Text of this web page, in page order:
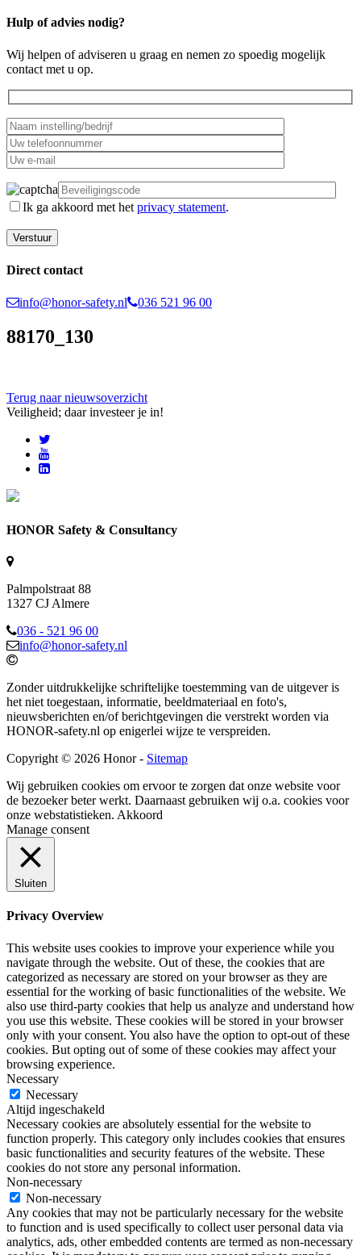
Hulp of advies nodig?
Wij helpen of adviseren u graag en nemen zo spoedig mogelijk
contact met u op.
Ik ga akkoord met het privacy statement.
Direct contact
info@honor-safety.nl 036 521 96 00
88170_130
Terug naar nieuwsoverzicht
Veiligheid; daar investeer je in!
HONOR Safety & Consultancy
Palmpolstraat 88
1327 CJ Almere
036 - 521 96 00
info@honor-safety.nl
Zonder uitdrukkelijke schriftelijke toestemming van de uitgever is
het niet toegestaan, informatie, beeldmateriaal en foto's,
nieuwsberichten en/of berichtgevingen die verstrekt worden via
HONOR-safety.nl op enigerlei wijze te verspreiden.
Copyright © 2026 Honor - Sitemap
Wij gebruiken cookies om ervoor te zorgen dat onze website voor
de bezoeker beter werkt. Daarnaast gebruiken wij o.a. cookies voor
onze webstatistieken. Akkoord
Manage consent
Sluiten
Privacy Overview
This website uses cookies to improve your experience while you
navigate through the website. Out of these, the cookies that are
categorized as necessary are stored on your browser as they are
essential for the working of basic functionalities of the website. We
also use third-party cookies that help us analyze and understand how
you use this website. These cookies will be stored in your browser
only with your consent. You also have the option to opt-out of these
cookies. But opting out of some of these cookies may affect your
browsing experience.
Necessary
Necessary
Altijd ingeschakeld
Necessary cookies are absolutely essential for the website to
function properly. This category only includes cookies that ensures
basic functionalities and security features of the website. These
cookies do not store any personal information.
Non-necessary
Non-necessary
Any cookies that may not be particularly necessary for the website
to function and is used specifically to collect user personal data via
analytics, ads, other embedded contents are termed as non-necessary